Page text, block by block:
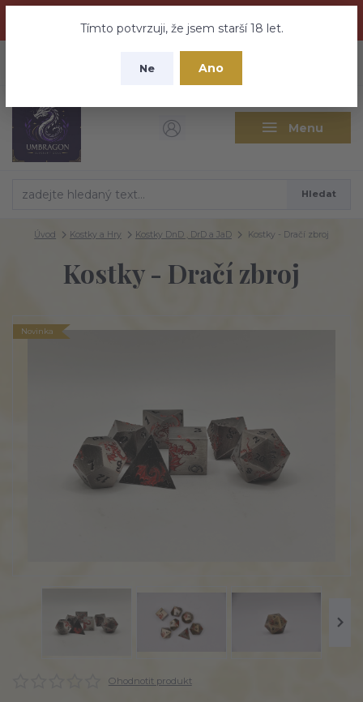
nebuďte vyděšeni zde najdete vše a ještě mnohem víc
Tímto potvrzuji, že jsem starší 18 let.
Ne Ano
Menu
CZK
Hledat
Úvod Kostky a Hry Kostky DnD , DrD a JaD Kostky - Dračí zbroj
Kostky - Dračí zbroj
Novinka
Ohodnotit produkt